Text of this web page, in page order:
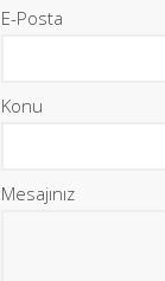
E-Posta
Konu
Mesajınız